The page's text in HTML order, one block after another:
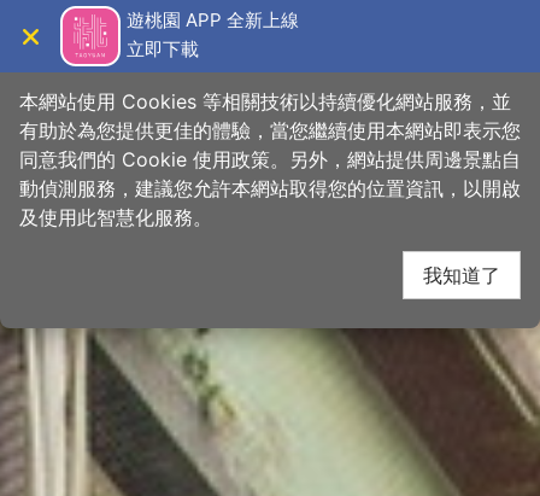
主
遊桃園 APP 全新上線
立即下載
桃園觀光導覽網
首頁 > 想去的地方 > 景點 > 景點搜尋
網友推推
本網站使用 Cookies 等相關技術以持續優化網站服務，並
有助於為您提供更佳的體驗，當您繼續使用本網站即表示您
同意我們的 Cookie 使用政策。另外，網站提供周邊景點自
動偵測服務，建議您允許本網站取得您的位置資訊，以開啟
及使用此智慧化服務。
我知道了